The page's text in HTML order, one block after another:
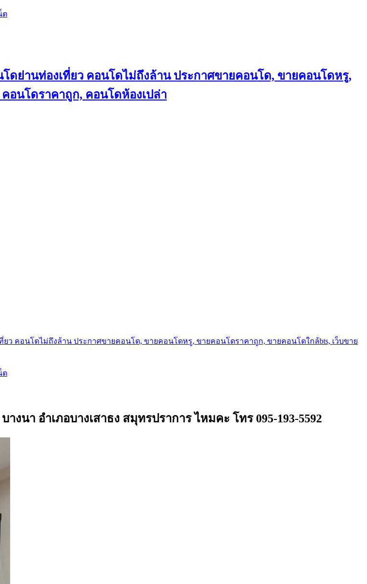
ต
ดย่านท่องเที่ยว คอนโดไม่ถึงล้าน ประกาศขายคอนโด, ขายคอนโดหรู,
อนโดราคาถูก, คอนโดห้องเปล่า
ยว คอนโดไม่ถึงล้าน ประกาศขายคอนโด, ขายคอนโดหรู, ขายคอนโดราคาถูก, ขายคอนโดใกล้bts, เว็บขาย
ต
นา อำเภอบางเสาธง สมุทรปราการ ไหมคะ โทร 095-193-5592